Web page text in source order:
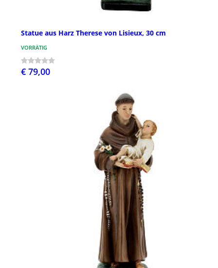
Statue aus Harz Therese von Lisieux, 30 cm
VORRÄTIG
€ 79,00